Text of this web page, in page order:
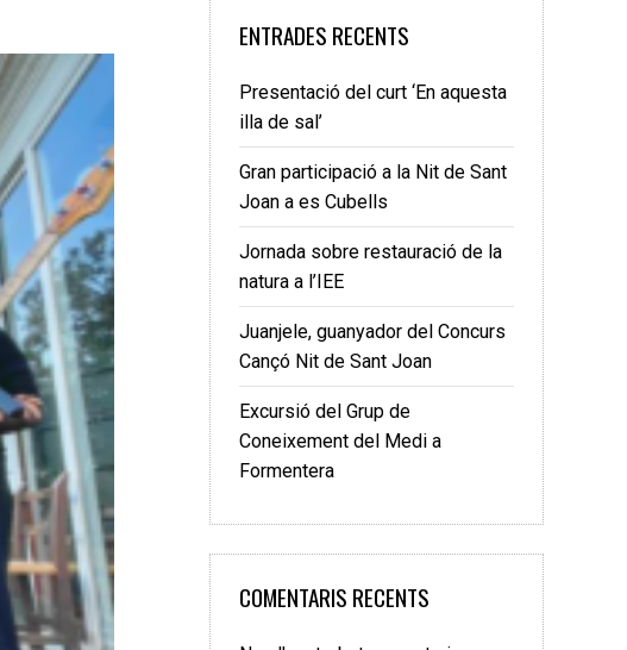
ENTRADES RECENTS
Presentació del curt ‘En aquesta
illa de sal’
Gran participació a la Nit de Sant
Joan a es Cubells
Jornada sobre restauració de la
natura a l’IEE
Juanjele, guanyador del Concurs
Cançó Nit de Sant Joan
Excursió del Grup de
Coneixement del Medi a
Formentera
COMENTARIS RECENTS